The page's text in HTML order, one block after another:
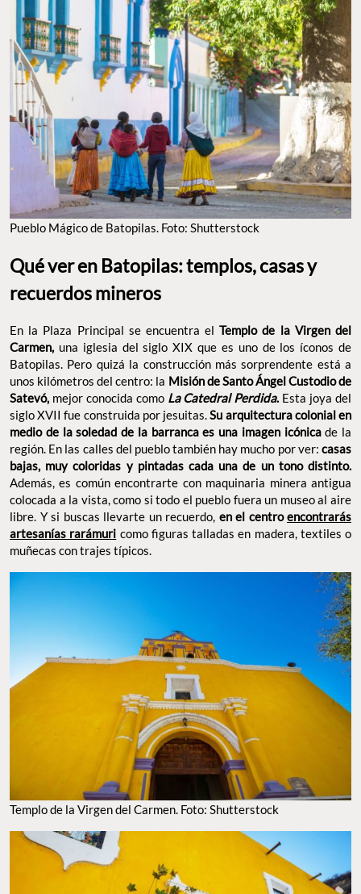
Pueblo Mágico de Batopilas. Foto: Shutterstock
Qué ver en Batopilas: templos, casas y
recuerdos mineros
En la Plaza Principal se encuentra elTemplo de la Virgen del
Carmen, una iglesia del siglo XIX que es uno de los íconos de
Batopilas. Pero quizá la construcción más sorprendente está a
unos kilómetros del centro: la Misión de Santo Ángel Custodio de
Satevó, mejor conocida como La Catedral Perdida. Esta joya del
siglo XVII fue construida por jesuitas.Su arquitectura colonial en
medio de la soledad de la barranca es una imagen icónicade la
región. En las calles del pueblo también hay mucho por ver: casas
bajas, muy coloridas y pintadas cada una de un tono distinto.
Además, es común encontrarte con maquinaria minera antigua
colocada a la vista, como si todo el pueblo fuera un museo al aire
libre. Y si buscas llevarte un recuerdo, en el centroencontrarás
artesanías rarámuri como figuras talladas en madera, textiles o
muñecas con trajes típicos.
Templo de la Virgen del Carmen. Foto: Shutterstock